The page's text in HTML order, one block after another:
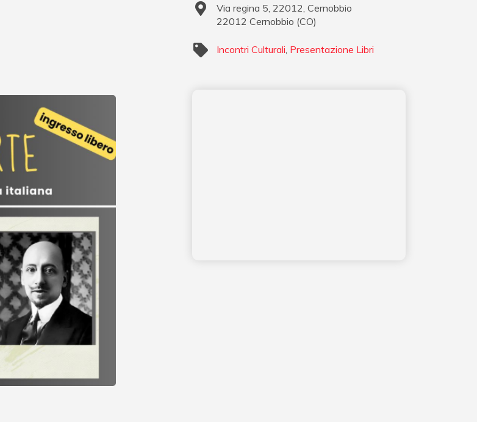
Via regina 5, 22012, Cernobbio
22012 Cernobbio (CO)
Incontri Culturali, Presentazione Libri